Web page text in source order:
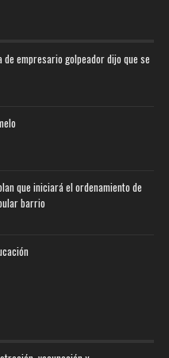
de empresario golpeador dijo que se
que iniciará el ordenamiento de
barrio